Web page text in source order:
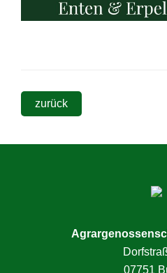
zurück
07751